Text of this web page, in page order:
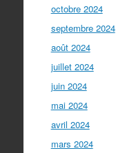
octobre 2024
septembre 2024
août 2024
juillet 2024
juin 2024
mai 2024
avril 2024
mars 2024